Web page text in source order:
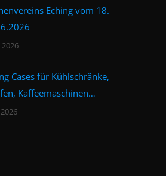
Eching vom 18.
2026
Cases für Kühlschränke,
Kaffeemaschinen…